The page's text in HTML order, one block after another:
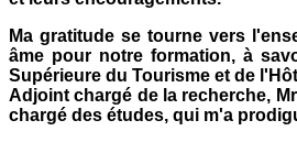
Ma gratitude se tourne vers
âme pour notre formation, à
Supérieure du Tourisme et de
Adjoint chargé de la recherche,
chargé des études, qui m'a